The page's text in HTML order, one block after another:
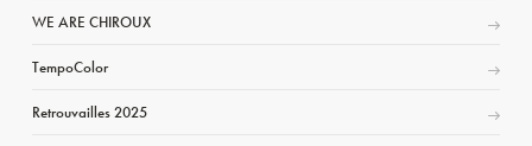
WE ARE CHIROUX
TempoColor
Retrouvailles 2025